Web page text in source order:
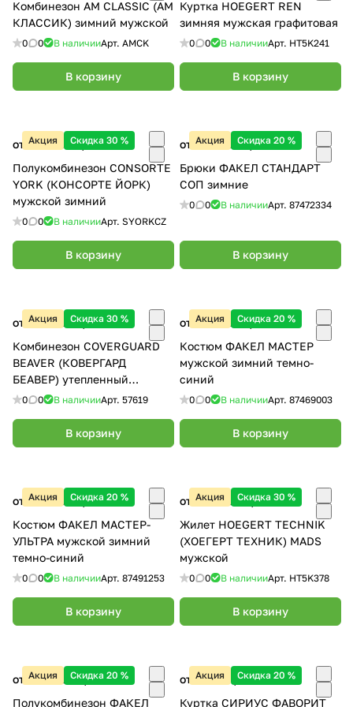
Комбинезон AM CLASSIC (АМ
КЛАССИК) зимний мужской
0 0 В наличииАрт. AMCK
В корзину
Куртка HOEGERT REN
зимняя мужская графитовая
0 0 В наличииАрт. HT5K241
В корзину
Акция Скидка 30 %
от 4 317.60 ₽/шт
Полукомбинезон CONSORTE
YORK (КОНСОРТЕ ЙОРК)
мужской зимний
0 0 В наличииАрт. SYORKCZ
В корзину
Акция Скидка 20 %
от 2 021.60 ₽/шт
Брюки ФАКЕЛ СТАНДАРТ
СОП зимние
0 0 В наличииАрт. 87472334
В корзину
Акция Скидка 30 %
от 9 615.20 ₽/шт
Комбинезон COVERGUARD
BEAVER (КОВЕРГАРД
БЕАВЕР) утепленный
мужской
0 0 В наличииАрт. 57619
В корзину
Акция Скидка 20 %
от 5 539.20 ₽/шт
Костюм ФАКЕЛ МАСТЕР
мужской зимний темно-
синий
0 0 В наличииАрт. 87469003
В корзину
Акция Скидка 20 %
от 6 817.60 ₽/шт
Костюм ФАКЕЛ МАСТЕР-
УЛЬТРА мужской зимний
темно-синий
0 0 В наличииАрт. 87491253
В корзину
Акция Скидка 30 %
от 2 028.60 ₽/шт
Жилет HOEGERT TECHNIK
(ХОЕГЕРТ ТЕХНИК) MADS
мужской
0 0 В наличииАрт. HT5K378
В корзину
Акция Скидка 20 %
от 2 348.80 ₽/шт
Полукомбинезон ФАКЕЛ
Акция Скидка 20 %
от 3 260 ₽/шт
Куртка СИРИУС ФАВОРИТ